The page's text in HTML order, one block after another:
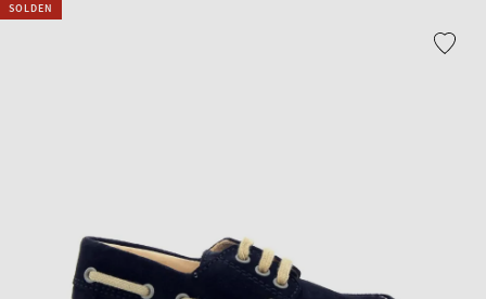
SOLDEN